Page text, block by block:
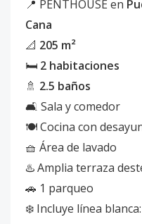
📍 PENTHOUSE en
Cana
📐 205 m²
🛏️ 2 habitaciones
🚿 2.5 baños
🛋️ Sala y comedor
🍽️ Cocina con
🧺 Área de lavado
♨️ Amplia terraza
🚗 1 parqueo
❄️ Incluye línea